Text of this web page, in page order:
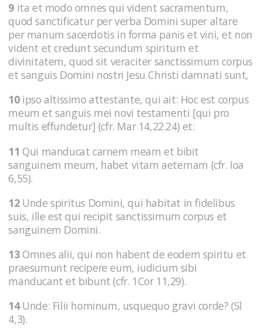
9 ita et modo omnes qui vident sacramentum,
quod sanctificatur per verba Domini super altare
per manum sacerdotis in forma panis et vini, et non
vident et credunt secundum spiritum et
divinitatem, quod sit veraciter sanctissimum corpus
et sanguis Domini nostri Jesu Christi damnati sunt,
10 ipso altissimo attestante, qui ait: Hoc est corpus
meum et sanguis mei novi testamenti [qui pro
multis effundetur] (cfr. Mar 14,22.24) et:
11Qui manducat carnem meam et bibit
sanguinem meum, habet vitam aeternam (cfr. Ioa
6,55).
12 Unde spiritus Domini, qui habitat in fidelibus
suis, ille est qui recipit sanctissimum corpus et
sanguinem Domini.
13Omnes alii, qui non habent de eodem spiritu et
praesumunt recipere eum, iudicium sibi
manducant et bibunt (cfr. 1Cor 11,29).
14Unde: Filii hominum, usquequo gravi corde? (Sl
4,3).